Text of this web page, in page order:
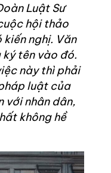
Luật Sư
hội thảo
nghị. Văn
tên vào đó.
này thì phải
luật của
với nhân dân,
không hề